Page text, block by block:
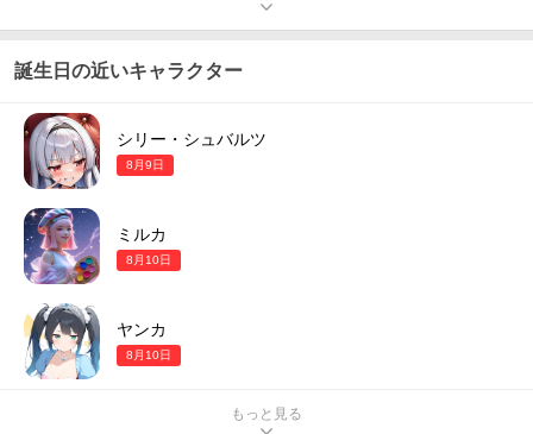
誕生日の近いキャラクター
シリー・シュバルツ
8月9日
ミルカ
8月10日
ヤンカ
8月10日
もっと見る